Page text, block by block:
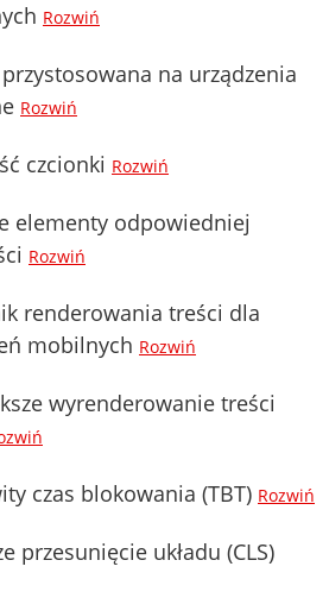
Rozwiń
na urządzenia
Rozwiń
czcionki Rozwiń
elementy odpowiedniej
Rozwiń
renderowania treści dla
mobilnych Rozwiń
wyrenderowanie treści
czas blokowania (TBT) Rozwiń
przesunięcie układu (CLS)